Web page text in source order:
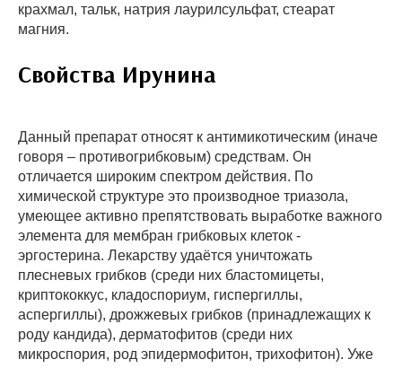
крахмал, тальк, натрия лаурилсульфат, стеарат
магния.
Свойства Ирунина
Данный препарат относят к антимикотическим (иначе
говоря – противогрибковым) средствам. Он
отличается широким спектром действия. По
химической структуре это производное триазола,
умеющее активно препятствовать выработке важного
элемента для мембран грибковых клеток -
эргостерина. Лекарству удаётся уничтожать
плесневых грибков (среди них бластомицеты,
криптококкус, кладоспориум, гиспергиллы,
аспергиллы), дрожжевых грибков (принадлежащих к
роду кандида), дерматофитов (среди них
микроспория, род эпидермофитон, трихофитон). Уже